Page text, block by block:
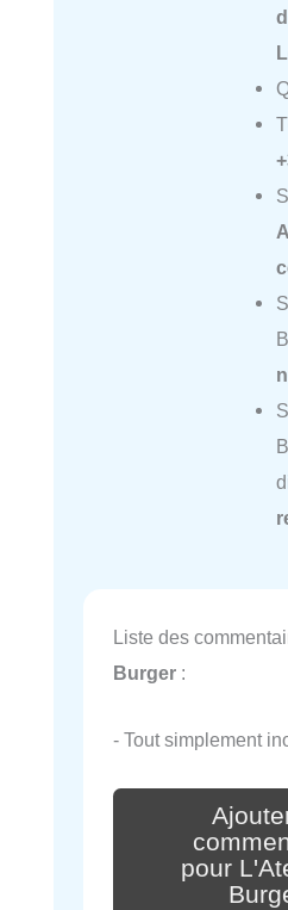
Liste des
Burger :
- Tout simplement
pour